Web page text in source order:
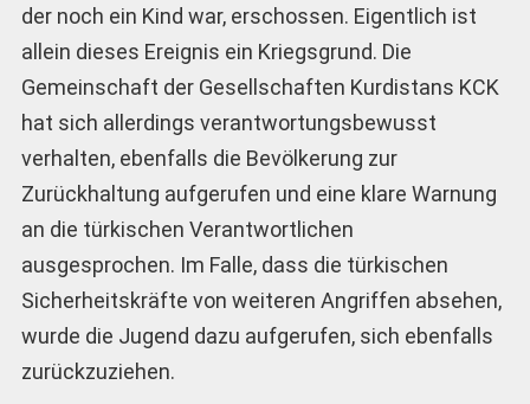
der noch ein Kind war, erschossen. Eigentlich ist
allein dieses Ereignis ein Kriegsgrund. Die
Gemeinschaft der Gesellschaften Kurdistans KCK
hat sich allerdings verantwortungsbewusst
verhalten, ebenfalls die Bevölkerung zur
Zurückhaltung aufgerufen und eine klare Warnung
an die türkischen Verantwortlichen
ausgesprochen. Im Falle, dass die türkischen
Sicherheitskräfte von weiteren Angriffen absehen,
wurde die Jugend dazu aufgerufen, sich ebenfalls
zurückzuziehen.